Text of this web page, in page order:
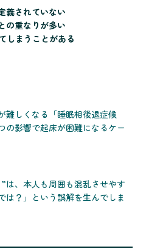
義されていない
の重なりが多い
しまうことがある
難しくなる「睡眠相後退症候
の影響で起床が困難になるケー
は、本人も周囲も混乱させやす
は？」という誤解を生んでしま